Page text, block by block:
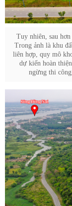
Tuy nhiên, sau
Trong ảnh là khu
liên hợp, quy mô
dự kiến hoàn
ngừng thi